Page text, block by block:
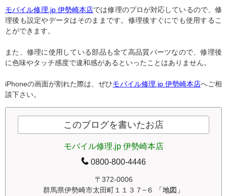
モバイル修理.jp 伊勢崎本店では修理のプロが対応しているので、修
理後も設定やデータはそのままです。修理後すぐにでも使用するこ
とができます。
また、修理に使用している部品も全て高品質パーツなので、修理後
に色味やタッチ感度で違和感があるといったことはありません。
iPhoneの画面が割れた際は、ぜひモバイル修理.jp 伊勢崎本店へご相
談下さい。
このブログを書いたお店
モバイル修理.jp 伊勢崎本店
0800-800-4446
〒372-0006
群馬県伊勢崎市太田町１１３７−６
「地図」